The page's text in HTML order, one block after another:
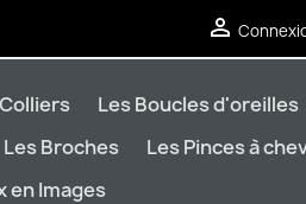

Les Boucles d'oreilles
Les Broches
Les Pinces à
en Images